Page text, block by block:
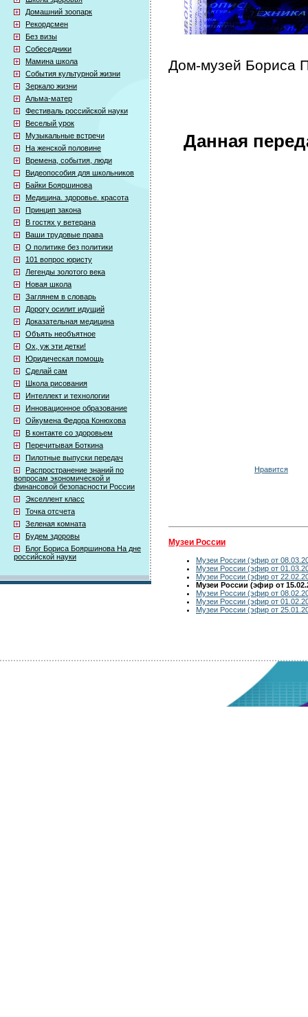
Домашний зоопарк
Рекордсмен
Без визы
Собеседники
Мамина школа
События культурной жизни
Зеркало жизни
Альма-матер
Фестиваль российской науки
Веселый урок
Музыкальные встречи
На женской половине
Времена, события, люди
Видеопособия для школьников
Байки Бояршинова
Медицина. здоровье. красота
Принцип закона
В гостях у ветерана
Ваши трудовые права
О политике без политики
101 вопрос юристу
Легенды золотого века
Новая школа
Заглянем в словарь
Дорогу осилит идущий
Доказательная медицина
Объять необъятное
Ох, уж эти детки!
Юридическая помощь
Сделай сам
Школа рисования
Интеллект и технологии
Инновационное образование
Ойкумена Федора Конюхова
В контакте со здоровьем
Перечитывая Боткина
Пилотные выпуски передач
Распространение знаний по
вопросам экономической и
финансовой безопасности России
Экселлент класс
Точка отсчета
Зеленая комната
Будем здоровы
Блог Бориса Бояршинова На дне
российской науки
Дом-музей Бориса
Данная
Нравится
Музеи России
Музеи России (эфир от
Музеи России (эфир от
Музеи России (эфир от
Музеи России (эфир от
Музеи России (эфир от
Музеи России (эфир от
Музеи России (эфир от